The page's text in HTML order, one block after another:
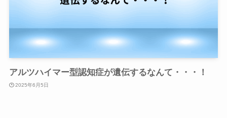
アルツハイマー型認知症が遺伝するなんて・・・！
2025年6月5日